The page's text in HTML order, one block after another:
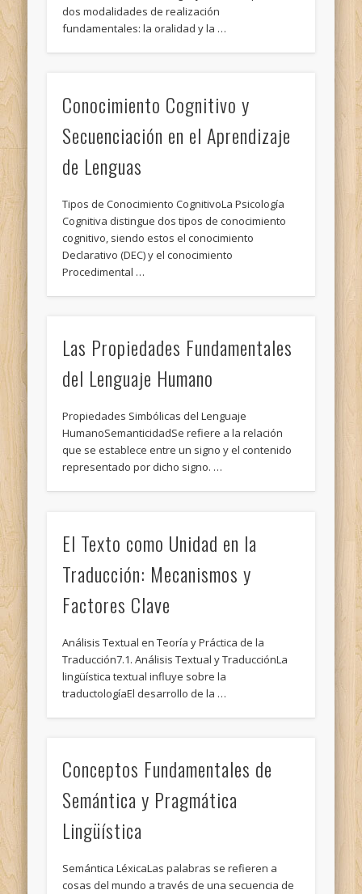
dos modalidades de realización
fundamentales: la oralidad y la …
Conocimiento Cognitivo y
Secuenciación en el Aprendizaje
de Lenguas
Tipos de Conocimiento CognitivoLa Psicología
Cognitiva distingue dos tipos de conocimiento
cognitivo, siendo estos el conocimiento
Declarativo (DEC) y el conocimiento
Procedimental …
Las Propiedades Fundamentales
del Lenguaje Humano
Propiedades Simbólicas del Lenguaje
HumanoSemanticidadSe refiere a la relación
que se establece entre un signo y el contenido
representado por dicho signo. …
El Texto como Unidad en la
Traducción: Mecanismos y
Factores Clave
Análisis Textual en Teoría y Práctica de la
Traducción7.1. Análisis Textual y TraducciónLa
lingüística textual influye sobre la
traductologíaEl desarrollo de la …
Conceptos Fundamentales de
Semántica y Pragmática
Lingüística
Semántica LéxicaLas palabras se refieren a
cosas del mundo a través de una secuencia de